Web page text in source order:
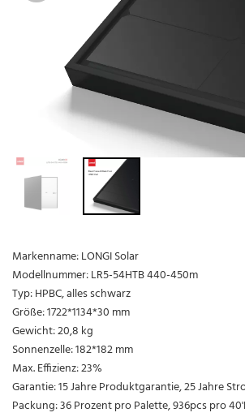
Markenname: LONGI Solar
Modellnummer: LR5-54HTB 440-450m
Typ: HPBC, alles schwarz
Größe: 1722*1134*30 mm
Gewicht: 20,8 kg
Sonnenzelle: 182*182 mm
Max. Effizienz: 23%
Garantie: 15 Jahre Produktgarantie, 25 Jahre
Packung: 36 Prozent pro Palette, 936pcs pro